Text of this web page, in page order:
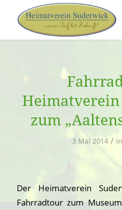
zum
3 Mai 2014 / in
Der Heimatverein
Fahrradtour zum